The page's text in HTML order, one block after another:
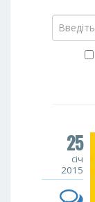
25
січ
2015